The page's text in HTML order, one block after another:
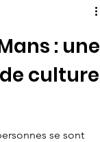
: une
culture
se sont